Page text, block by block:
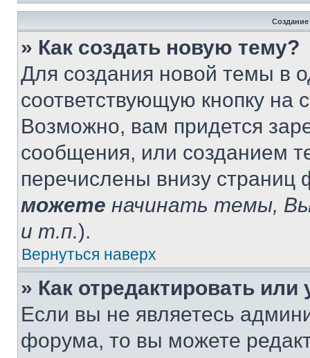
» Как создать новую тему?
Для создания новой темы в
соответствующую кнопку
Возможно, вам придется
сообщения, или созданием
перечислены внизу
можете начинать темы,
и т.п.).
Вернуться наверх
» Как отредактировать
Если вы не являетесь
форума, то вы можете